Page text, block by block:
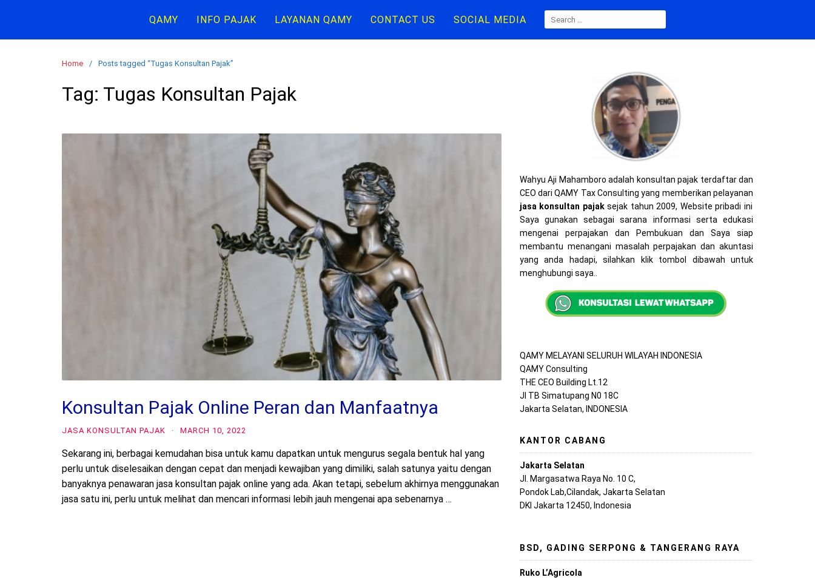
content
QAMY INFO PAJAK LAYANAN QAMY CONTACT US SOCIAL MEDIA
FOR:
Home Posts tagged “Tugas Konsultan Pajak”
Tag: Tugas Konsultan Pajak
Konsultan Pajak Online Peran dan Manfaatnya
JASA KONSULTAN PAJAK · MARCH 10, 2022
Sekarang ini, berbagai kemudahan bisa untuk kamu dapatkan untuk mengurus segala bentuk hal yang
perlu untuk diselesaikan dengan cepat dan menjadi kewajiban yang dimiliki, salah satunya yaitu dengan
banyaknya penawaran jasa konsultan pajak online yang ada. Akan tetapi, sebelum akhirnya menggunakan
jasa satu ini, perlu untuk melihat dan mencari informasi lebih jauh mengenai apa sebenarnya …
Wahyu Aji Mahamboro adalah konsultan pajak terdaftar dan
CEO dari QAMY Tax Consulting yang memberikan pelayanan
jasa konsultan pajaksejak tahun 2009, Website pribadi ini
Saya gunakan sebagai sarana informasi serta edukasi
mengenai perpajakan dan Pembukuan dan Saya siap
membantu menangani masalah perpajakan dan akuntasi
yang anda hadapi, silahkan klik tombol dibawah untuk
menghubungi saya..
QAMY MELAYANI SELURUH WILAYAH INDONESIA
QAMY Consulting
THE CEO Building Lt.12
Jl TB Simatupang N0 18C
Jakarta Selatan, INDONESIA
KANTOR CABANG
Jakarta Selatan
Jl. Margasatwa Raya No. 10 C,
Pondok Lab,Cilandak, Jakarta Selatan
DKI Jakarta 12450, Indonesia
BSD, GADING SERPONG & TANGERANG RAYA
Ruko L’Agricola